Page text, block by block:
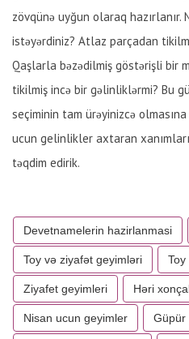
zövqünə uyğun olaraq hazırlanır.
istəyərdiniz? Atlaz parçadan
Qaşlarla bəzədilmiş göstərişli bir
tikilmiş incə bir gəlinliklərmi? Bu
seçiminin tam ürəyinizcə olmasına
ucun gelinlikler axtaran
təqdim edirik.
Devetnamelerin hazirlanmasi
Toy və ziyafət geyimləri
Ziyafet geyimleri Həri
Nisan ucun geyimler Güpür